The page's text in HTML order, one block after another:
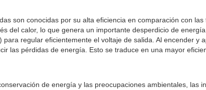
son conocidas por su alta eficiencia en comparación con
del calor, lo que genera un importante desperdicio de
para regular eficientemente el voltaje de salida. Al encender
las pérdidas de energía. Esto se traduce en una mayor
de energía y las preocupaciones ambientales,